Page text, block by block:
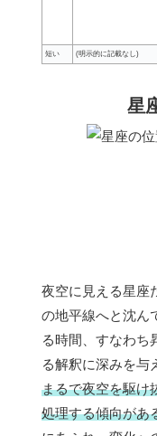
短い (明示的に記載なし)
星
夜空に見える星座
の地平線へと沈ん
る時間、すなわち
る解釈に深みを与
まるで夜空を駆け
処理する傾向があ